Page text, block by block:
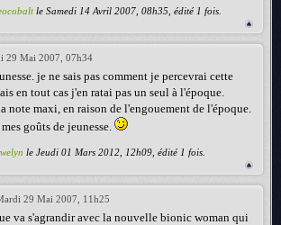
le Samedi 14 Avril 2007, 08h35, édité 1 fois.
29 Mai 2007, 07h34
je ne sais pas comment je percevrai cette
en tout cas j'en ratai pas un seul à l'époque.
note maxi, en raison de l'engouement de l'époque.
goûts de jeunesse.
le Jeudi 01 Mars 2012, 12h09, édité 1 fois.
29 Mai 2007, 11h25
va s'agrandir avec la nouvelle bionic woman qui